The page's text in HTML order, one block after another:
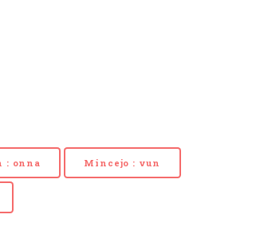
: onna Mincejo : vun